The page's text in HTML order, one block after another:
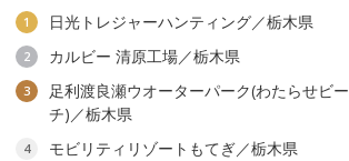
1 日光トレジャーハンティング／栃木県
2 カルビー 清原工場／栃木県
3
足利渡良瀬ウオーターパーク(わたらせビー
チ)／栃木県
4 モビリティリゾートもてぎ／栃木県